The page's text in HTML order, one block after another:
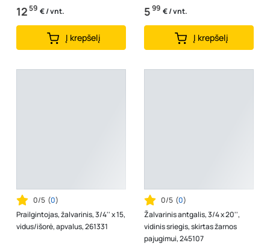
1259 € / vnt.
Į krepšelį
599 € / vnt.
Į krepšelį
0/5 (0)
Prailgintojas, žalvarinis, 3/4'' x 15,
vidus/išorė, apvalus, 261331
0/5 (0)
Žalvarinis antgalis, 3/4 x 20'',
vidinis sriegis, skirtas žarnos
pajugimui, 245107